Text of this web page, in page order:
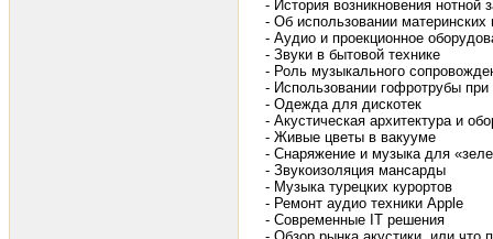
- История возникновения нотной
- Об использовании
- Аудио и проекционное
- Звуки в бытовой технике
- Роль музыкального
- Использовании гофротрубы
- Одежда для дискотек
- Акустическая архитектура и
- Живые цветы в вакууме
- Снаряжение и музыка для
- Звукоизоляция мансарды
- Музыка турецких курортов
- Ремонт аудио техники Apple
- Современные IT решения